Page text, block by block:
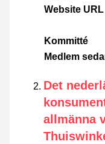
Website URL
Kommitté
Medlem
Det
allmänna